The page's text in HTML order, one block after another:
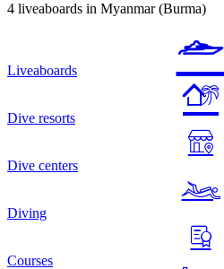
4 liveaboards in Myanmar (Burma)
Liveaboards
Dive resorts
Dive centers
Diving
Courses